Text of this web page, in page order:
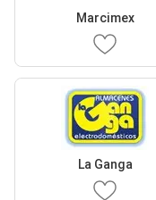
Marcimex
La Ganga